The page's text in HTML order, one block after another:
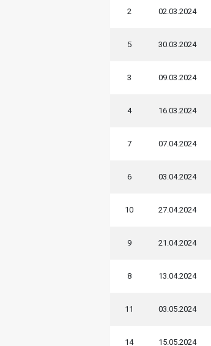
2 02.03.2024
5 30.03.2024
3 09.03.2024
4 16.03.2024
7 07.04.2024
6 03.04.2024
10 27.04.2024
9 21.04.2024
8 13.04.2024
11 03.05.2024
14 15.05.2024